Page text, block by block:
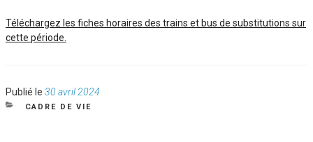
Téléchargez les fiches horaires des trains et bus de substitutions sur
cette période.
Publié le Publié
le
30 avril 2024
CATÉGORIES
CADRE DE VIE